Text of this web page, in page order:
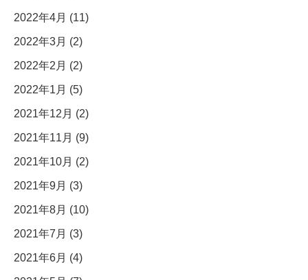
2022年4月 (11)
2022年3月 (2)
2022年2月 (2)
2022年1月 (5)
2021年12月 (2)
2021年11月 (9)
2021年10月 (2)
2021年9月 (3)
2021年8月 (10)
2021年7月 (3)
2021年6月 (4)